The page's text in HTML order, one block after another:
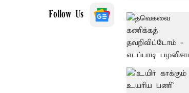
Follow Us